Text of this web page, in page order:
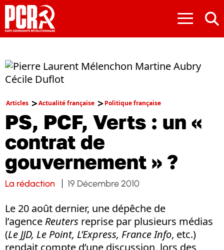
≡
Articles Actualité française Politique française
PS, PCF, Verts : un «
contrat de
gouvernement » ?
La rédaction 19 Décembre 2010
Le 20 août dernier, une dépêche de
l’agence Reuters reprise par plusieurs médias
(Le JJD, Le Point, L’Express, France Info, etc.)
rendait compte d’une discussion, lors des